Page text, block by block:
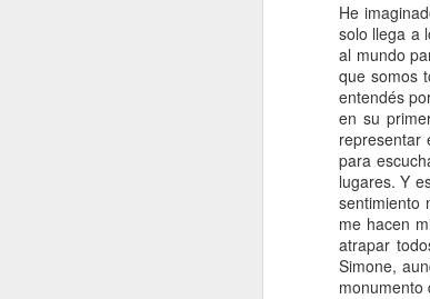
He
solo llega a
al mundo
que somos
entendés
en su
representar
para
lugares. Y
sentimiento
me hacen
atrapar
Simone,
monumento